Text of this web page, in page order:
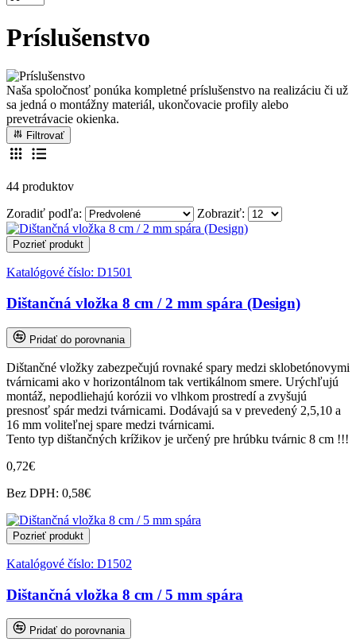
Príslušenstvo
Naša spoločnosť ponúka kompletné príslušenstvo na realizáciu či už
sa jedná o montážny materiál, ukončovacie profily alebo
prevetrávacie okienka.
Filtrovať
44 produktov
Zoradiť podľa:
Zobraziť:
Pozrieť produkt
Katalógové číslo: D1501
Dištančná vložka 8 cm / 2 mm spára (Design)
Pridať do porovnania
Dištančné vložky zabezpečujú rovnaké spary medzi sklobetónovymi
tvárnicami ako v horizontálnom tak vertikálnom smere. Urýchľujú
montáž, nepodliehajú korózii vo vlhkom prostredí a zvyšujú
presnosť spár medzi tvárnicami. Dodávajú sa v prevedený 2,5,10 a
16 mm voliteľnej spare medzi tvárnicami.
Tento typ dištančných krížikov je určený pre hrúbku tvárnic 8 cm !!!
0,72€
Bez DPH: 0,58€
Pozrieť produkt
Katalógové číslo: D1502
Dištančná vložka 8 cm / 5 mm spára
Pridať do porovnania